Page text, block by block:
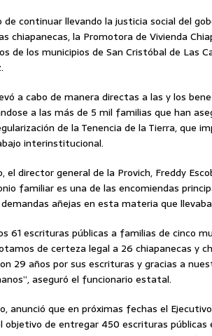
continuar llevando la justicia social del
chiapanecas, la Promotora de Vivienda
de los municipios de San Cristóbal de Las
a cabo de manera directas a las y los
a las más de 5 mil familias que han
de la Tenencia de la Tierra, que
interinstitucional.
el director general de la Provich, Freddy
familiar es una de las encomiendas
añejas en esta materia que
61 escrituras públicas a familias de cinco
de certeza legal a 26 chiapanecas y
29 años por sus escrituras y gracias a
aseguró el funcionario estatal.
anunció que en próximas fechas el
objetivo de entregar 450 escrituras